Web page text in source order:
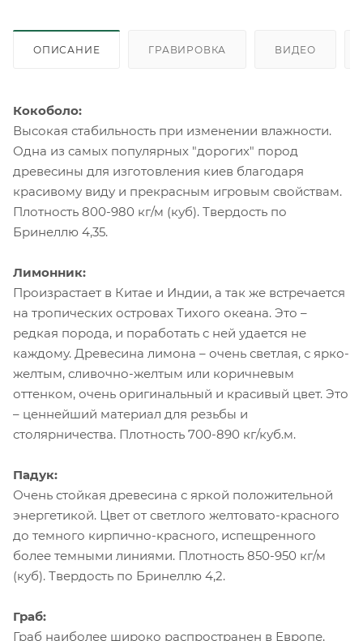
ОПИСАНИЕ ГРАВИРОВКА ВИДЕО
Кокоболо:
Высокая стабильность при изменении влажности.
Одна из самых популярных "дорогих" пород
древесины для изготовления киев благодаря
красивому виду и прекрасным игровым свойствам.
Плотность 800-980 кг/м (куб). Твердость по
Бринеллю 4,35.
Лимонник:
Произрастает в Китае и Индии, а так же встречается
на тропических островах Тихого океана. Это –
редкая порода, и поработать с ней удается не
каждому. Древесина лимона – очень светлая, с ярко-
желтым, сливочно-желтым или коричневым
оттенком, очень оригинальный и красивый цвет. Это
– ценнейший материал для резьбы и
столярничества. Плотность 700-890 кг/куб.м.
Падук:
Очень стойкая древесина с яркой положительной
энергетикой. Цвет от светлого желтовато-красного
до темного кирпично-красного, испещренного
более темными линиями. Плотность 850-950 кг/м
(куб). Твердость по Бринеллю 4,2.
Граб:
Граб наиболее широко распространен в Европе,